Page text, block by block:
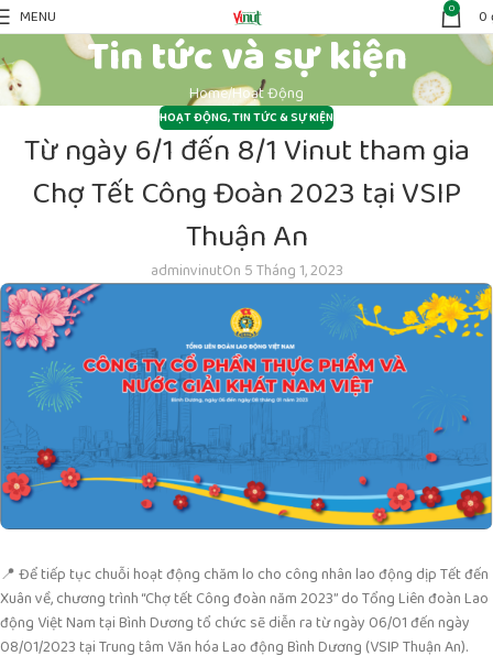
MENU 0 0
Tin tức và sự kiện
HomeHoạt Động
HOẠT ĐỘNG,TIN TỨC & SỰ KIỆN
Từ ngày 6/1 đến 8/1 Vinut tham gia
Chợ Tết Công Đoàn 2023 tại VSIP
Thuận An
adminvinutOn 5 Tháng 1, 2023
📍 Để tiếp tục chuỗi hoạt động chăm lo cho công nhân lao động dịp Tết đến
Xuân về, chương trình “Chợ tết Công đoàn năm 2023” do Tổng Liên đoàn Lao
động Việt Nam tại Bình Dương tổ chức sẽ diễn ra từ ngày 06/01 đến ngày
08/01/2023 tại Trung tâm Văn hóa Lao động Bình Dương (VSIP Thuận An).